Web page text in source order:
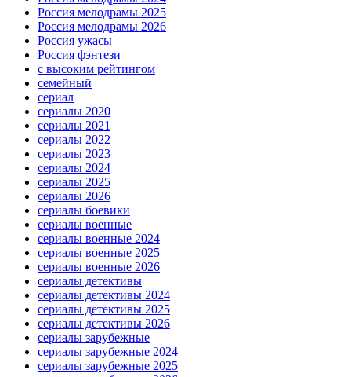
Россия мелодрамы 2025
Россия мелодрамы 2026
Россия ужасы
Россия фэнтези
с высоким рейтингом
семейный
сериал
сериалы 2020
сериалы 2021
сериалы 2022
сериалы 2023
сериалы 2024
сериалы 2025
сериалы 2026
сериалы боевики
сериалы военные
сериалы военные 2024
сериалы военные 2025
сериалы военные 2026
сериалы детективы
сериалы детективы 2024
сериалы детективы 2025
сериалы детективы 2026
сериалы зарубежные
сериалы зарубежные 2024
сериалы зарубежные 2025